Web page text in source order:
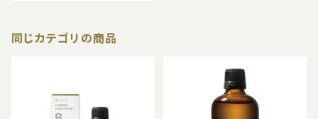
同じカテゴリの商品